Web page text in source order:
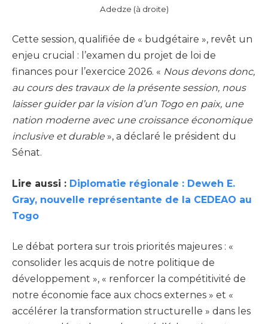
Adedze (à droite)
Cette session, qualifiée de « budgétaire », revêt un
enjeu crucial : l’examen du projet de loi de
finances pour l’exercice 2026. « Nous devons donc,
au cours des travaux de la présente session, nous
laisser guider par la vision d’un Togo en paix, une
nation moderne avec une croissance économique
inclusive et durable », a déclaré le président du
Sénat.
Lire aussi : Diplomatie régionale : Deweh E.
Gray, nouvelle représentante de la CEDEAO au
Togo
Le débat portera sur trois priorités majeures : «
consolider les acquis de notre politique de
développement », « renforcer la compétitivité de
notre économie face aux chocs externes » et «
accélérer la transformation structurelle » dans les